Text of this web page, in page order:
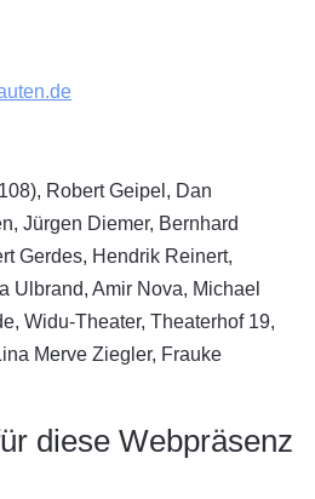
Robert Geipel, Dan
Jürgen Diemer, Bernhard
Gerdes, Hendrik Reinert,
Ulbrand, Amir Nova, Michael
Widu-Theater, Theaterhof 19,
Merve Ziegler, Frauke
diese Webpräsenz